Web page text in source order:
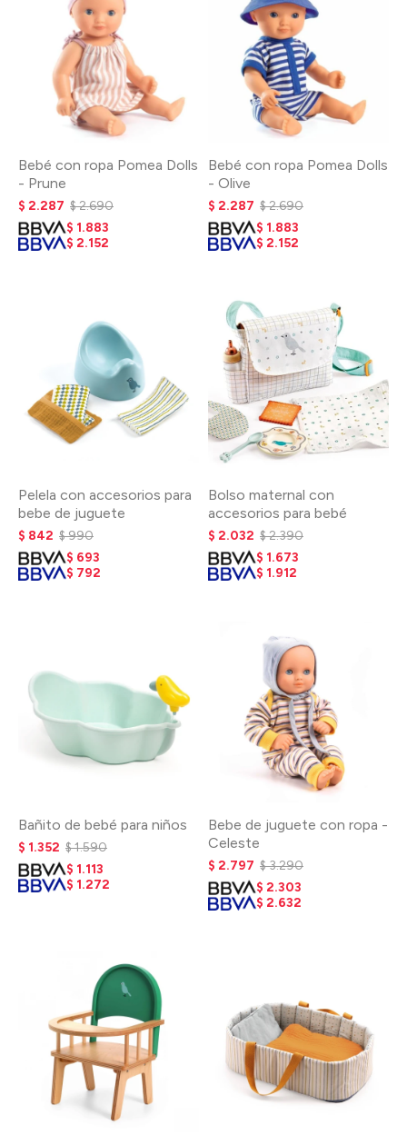
Bebé con ropa Pomea Dolls
- Prune
$ 2.287 $2.690
$ 1.883
$ 2.152
Bebé con ropa Pomea Dolls
- Olive
$ 2.287 $2.690
$ 1.883
$ 2.152
Pelela con accesorios para
bebe de juguete
$ 842 $990
$ 693
$ 792
Bolso maternal con
accesorios para bebé
$ 2.032 $2.390
$ 1.673
$ 1.912
Bañito de bebé para niños
$ 1.352 $1.590
$ 1.113
$ 1.272
Bebe de juguete con ropa -
Celeste
$ 2.797 $3.290
$ 2.303
$ 2.632